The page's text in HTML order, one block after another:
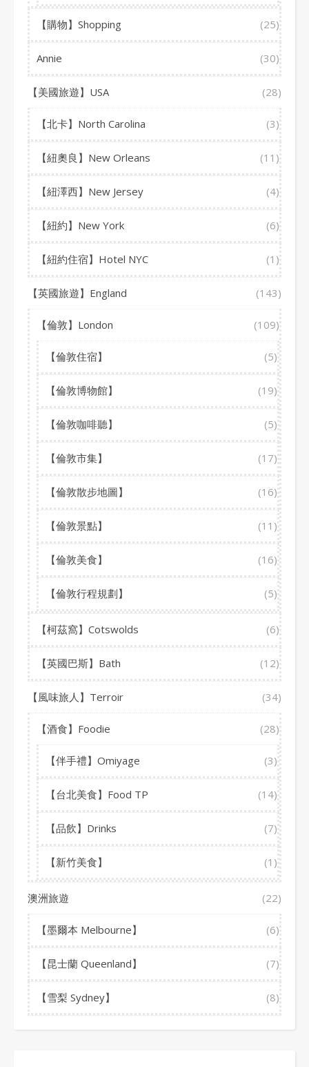
【購物】Shopping (25)
Annie (30)
【美國旅遊】USA (28)
【北卡】North Carolina (3)
【紐奧良】New Orleans (11)
【紐澤西】New Jersey (4)
【紐約】New York (6)
【紐約住宿】Hotel NYC (1)
【英國旅遊】England (143)
【倫敦】London (109)
【倫敦住宿】 (5)
【倫敦博物館】 (19)
【倫敦咖啡聽】 (5)
【倫敦市集】 (17)
【倫敦散步地圖】 (16)
【倫敦景點】 (11)
【倫敦美食】 (16)
【倫敦行程規劃】 (5)
【柯茲窩】Cotswolds (6)
【英國巴斯】Bath (12)
【風味旅人】Terroir (34)
【酒食】Foodie (28)
【伴手禮】Omiyage (3)
【台北美食】Food TP (14)
【品飲】Drinks (7)
【新竹美食】 (1)
澳洲旅遊 (22)
【墨爾本 Melbourne】 (6)
【昆士蘭 Queenland】 (7)
【雪梨 Sydney】 (8)